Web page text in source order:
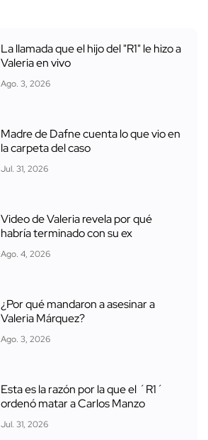
La llamada que el hijo del "R1" le hizo a
Valeria en vivo
Ago. 3, 2026
Madre de Dafne cuenta lo que vio en
la carpeta del caso
Jul. 31, 2026
Video de Valeria revela por qué
habría terminado con su ex
Ago. 4, 2026
¿Por qué mandaron a asesinar a
Valeria Márquez?
Ago. 3, 2026
Esta es la razón por la que el ´R1´
ordenó matar a Carlos Manzo
Jul. 31, 2026